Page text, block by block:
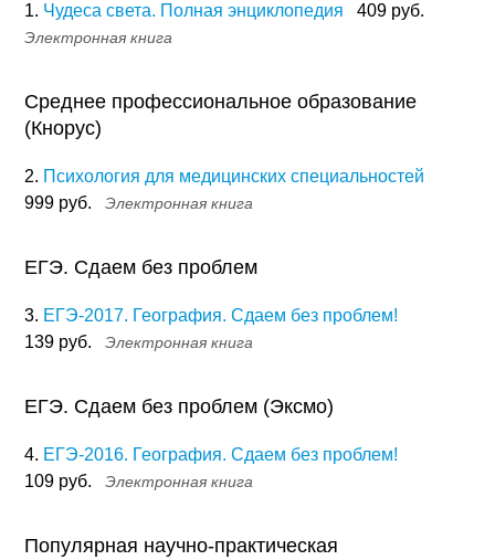
1. Чудеса света. Полная энциклопедия 409 руб.
Электронная книга
Среднее профессиональное образование
(Кнорус)
2. Психология для медицинских специальностей
999 руб.
Электронная книга
ЕГЭ. Сдаем без проблем
3. ЕГЭ-2017. География. Сдаем без проблем!
139 руб.
Электронная книга
ЕГЭ. Сдаем без проблем (Эксмо)
4. ЕГЭ-2016. География. Сдаем без проблем!
109 руб.
Электронная книга
Популярная научно-практическая